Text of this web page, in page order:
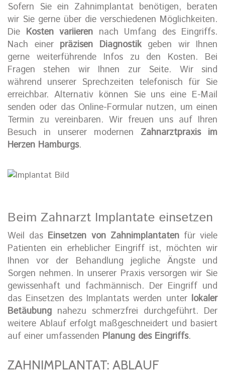
Sofern Sie ein Zahnimplantat benötigen, beraten
wir Sie gerne über die verschiedenen Möglichkeiten.
Die Kosten variieren nach Umfang des Eingriffs.
Nach einer präzisen Diagnostikgeben wir Ihnen
gerne weiterführende Infos zu den Kosten. Bei
Fragen stehen wir Ihnen zur Seite. Wir sind
während unserer Sprechzeiten telefonisch für Sie
erreichbar. Alternativ können Sie uns eine E-Mail
senden oder das Online-Formular nutzen, um einen
Termin zu vereinbaren. Wir freuen uns auf Ihren
Besuch in unserer modernen Zahnarztpraxis im
Herzen Hamburgs.
Beim Zahnarzt Implantate einsetzen
Weil das Einsetzen von Zahnimplantatenfür viele
Patienten ein erheblicher Eingriff ist, möchten wir
Ihnen vor der Behandlung jegliche Ängste und
Sorgen nehmen. In unserer Praxis versorgen wir Sie
gewissenhaft und fachmännisch. Der Eingriff und
das Einsetzen des Implantats werden unter lokaler
Betäubung nahezu schmerzfrei durchgeführt. Der
weitere Ablauf erfolgt maßgeschneidert und basiert
auf einer umfassenden Planung des Eingriffs.
ZAHNIMPLANTAT: ABLAUF